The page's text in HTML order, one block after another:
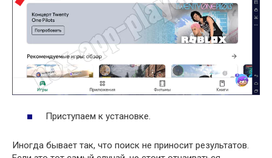
Приступаем к установке.
Иногда бывает так, что поиск не приносит результатов.